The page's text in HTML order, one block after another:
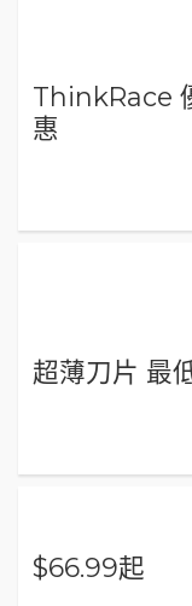
ThinkRace
惠
超薄刀片 最
$66.99起